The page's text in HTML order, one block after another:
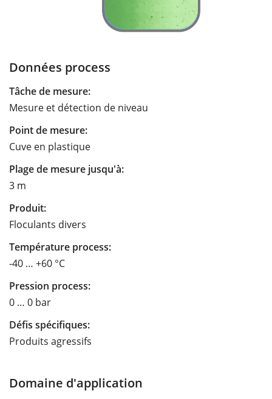
Données process
Tâche de mesure:
Mesure et détection de niveau
Point de mesure:
Cuve en plastique
Plage de mesure jusqu'à:
3 m
Produit:
Floculants divers
Température process:
-40 … +60 °C
Pression process:
0 … 0 bar
Défis spécifiques:
Produits agressifs
Domaine d'application